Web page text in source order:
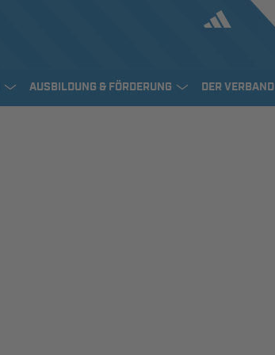
AUSBILDUNG & FÖRDERUNG DER VERBAND